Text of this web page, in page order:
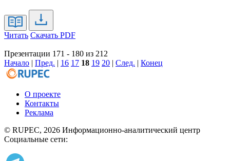
Читать Скачать PDF
Презентации 171 - 180 из 212
Начало | Пред. | 16 17 18 19 20 | След. | Конец
О проекте
Контакты
Реклама
© RUPEC, 2026 Информационно-аналитический центр
Социальные сети: